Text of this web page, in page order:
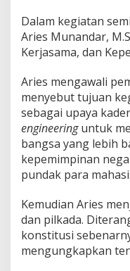
r
a
s
d
n
P
i
l
k
a
d
B
e
r
n
Dalam kegiatan
Aries Munandar,
Kerjasama, dan
Aries mengawali
menyebut tujuan
sebagai upaya
engineeringuntuk
bangsa yang lebih
kepemimpinan
pundak para
Kemudian Aries
dan pilkada.
konstitusi
mengungkapkan